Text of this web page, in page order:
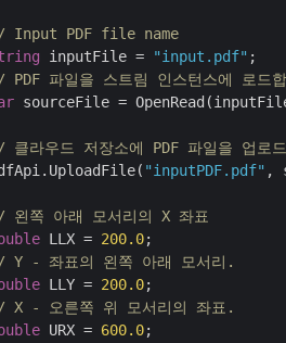
Input PDF file name
inputFile = "input.pdf"
PDF 파일을 스트림 인스턴스에 로드
sourceFile =
클라우드 저장소에 PDF 파일을 업로
"inputPDF.pdf" ,
왼쪽 아래 모서리의 X 좌표
LLX = 200.0
Y - 좌표의 왼쪽 아래 모서리.
LLY = 200.0
X - 오른쪽 위 모서리의 좌표.
URX = 600.0